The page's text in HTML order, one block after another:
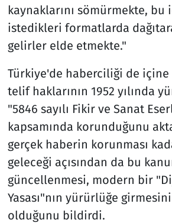
kaynaklarını sömürmekte, bu
istedikleri formatlarda
gelirler elde etmekte."
Türkiye'de haberciliği de içine
telif haklarının 1952 yılında
"5846 sayılı Fikir ve Sanat
kapsamında korunduğunu
gerçek haberin korunması
geleceği açısından da bu
güncellenmesi, modern bir
Yasası"nın yürürlüğe
olduğunu bildirdi.